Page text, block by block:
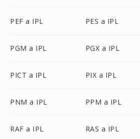
PEF a IPL PES a IPL
PGM a IPL PGX a IPL
PICT a IPL PIX a IPL
PNM a IPL PPM a IPL
RAF a IPL RAS a IPL